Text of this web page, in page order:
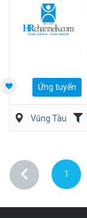
Ứng tuyển
Vũng Tàu
1